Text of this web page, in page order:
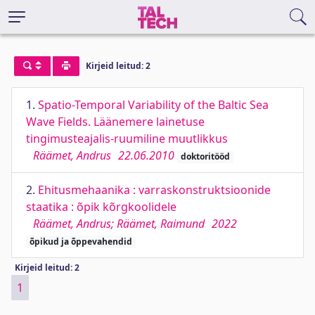
Kirjeid leitud: 2
1. Spatio-Temporal Variability of the Baltic Sea
Wave Fields. Läänemere lainetuse
tingimusteajalis-ruumiline muutlikkus
Räämet, Andrus 22.06.2010 doktoritööd
2. Ehitusmehaanika : varraskonstruktsioonide
staatika : õpik kõrgkoolidele
Räämet, Andrus; Räämet, Raimund 2022
õpikud ja õppevahendid
Kirjeid leitud: 2
1